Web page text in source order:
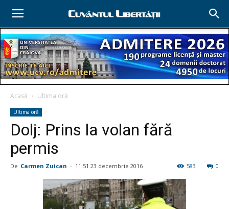
Acasă Ultima oră
Ultima oră
Dolj: Prins la volan fără
permis
De Carmen Zuican - 11:51 23 decembrie 2016 0
583